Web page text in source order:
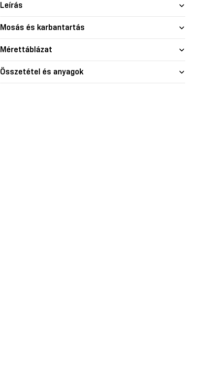
Leírás
Mosás és karbantartás
Mérettáblázat
Összetétel és anyagok